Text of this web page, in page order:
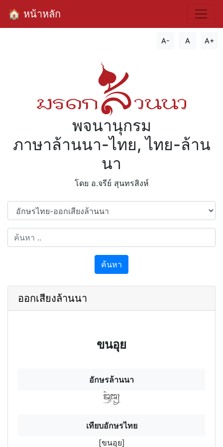
🏠 หน้าหลัก
A- A A+
พจนานุกรม
ภาษาล้านนา-ไทย, ไทย-ล้าน
นา
โดย อ.จรีย์​ สุนทรสิงห์
ค้นหา
ออกเสียงล้านนา
ขนอุย
อักษรล้านนา
ข฿นฯอุ
เทียบอักษรไทย
[ขนอุย]